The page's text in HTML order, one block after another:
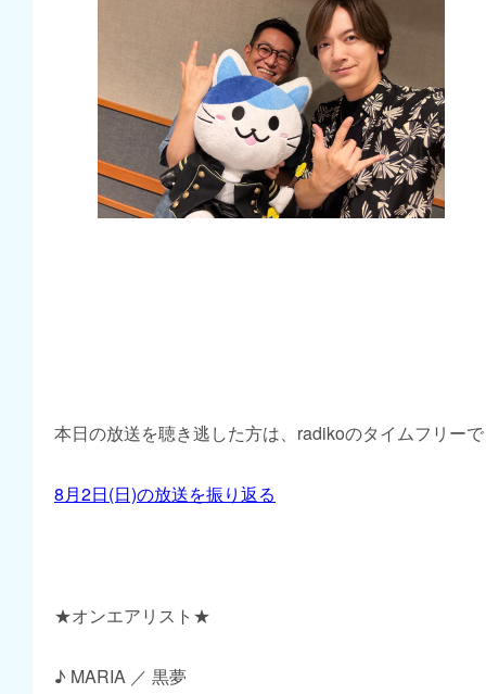
本日の放送を聴き逃した方は、radikoのタイムフリー
8月2日(日)の放送を振り返る
★オンエアリスト★
♪ MARIA ／ 黒夢